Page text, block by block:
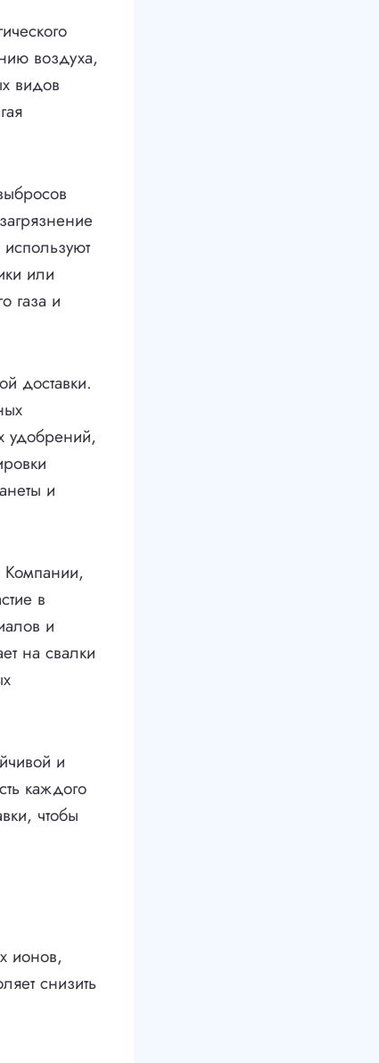
воздуха,
видов
или
газа и
доставки.
удобрений,
и
Компании,
в
и
на свалки
и
каждого
чтобы
ионов,
снизить